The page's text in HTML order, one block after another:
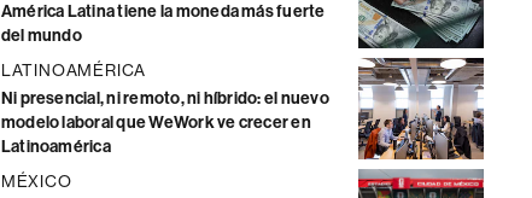
América Latina tiene la moneda más fuerte
del mundo
LATINOAMÉRICA
Ni presencial, ni remoto, ni híbrido: el nuevo
modelo laboral que WeWork ve crecer en
Latinoamérica
MÉXICO